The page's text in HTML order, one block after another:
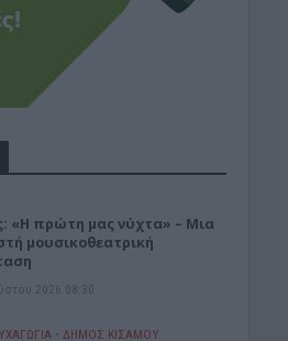
«Η πρώτη μας νύχτα» – Μια
μουσικοθεατρική
2026 08:30
• ΔΉΜΟΣ ΚΙΣΆΜΟΥ